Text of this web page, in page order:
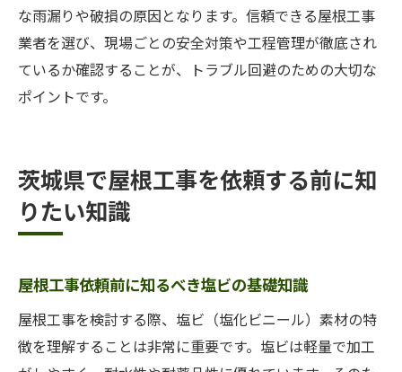
な雨漏りや破損の原因となります。信頼できる屋根工事
業者を選び、現場ごとの安全対策や工程管理が徹底され
ているか確認することが、トラブル回避のための大切な
ポイントです。
茨城県で屋根工事を依頼する前に知
りたい知識
屋根工事依頼前に知るべき塩ビの基礎知識
屋根工事を検討する際、塩ビ（塩化ビニール）素材の特
徴を理解することは非常に重要です。塩ビは軽量で加工